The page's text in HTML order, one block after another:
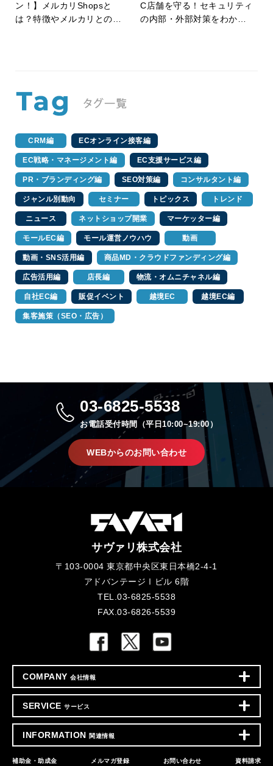
ン！】メルカリShopsと
は？特徴やメルカリとの違
C店舗を守る！セキュリティ
の内部・外部対策をわかり
CRM編 ECオンライン接客編
EC戦略・マネージメント編 EC支援サービス編
PR・ブランディング編 SEO対策編 コンサルタント編
ジャンル別動向 セミナー トピックス トレンド
ニュース ネットショップ開業 マーケッター編
モールEC編 モール運営ノウハウ 動画
動画・SNS活用編 商品MD・クラウドファンディング編
広告活用編 店長編 物流・オムニチャネル編
自社EC編 販促イベント 越境EC 越境EC編
集客施策（SEO・広告）
03-6825-5538
お電話受付時間（平日10:00~19:00）
WEBからのお問い合わせ
サヴァリ株式会社
〒103-0004 東京都中央区東日本橋2-4-1
アドバンテージⅠビル 6階
TEL.03-6825-5538
FAX.03-6826-5539
COMPANY 会社情報
SERVICE サービス
INFORMATION 関連情報
補助金・助成金 メルマガ登録 お問い合わせ 資料請求